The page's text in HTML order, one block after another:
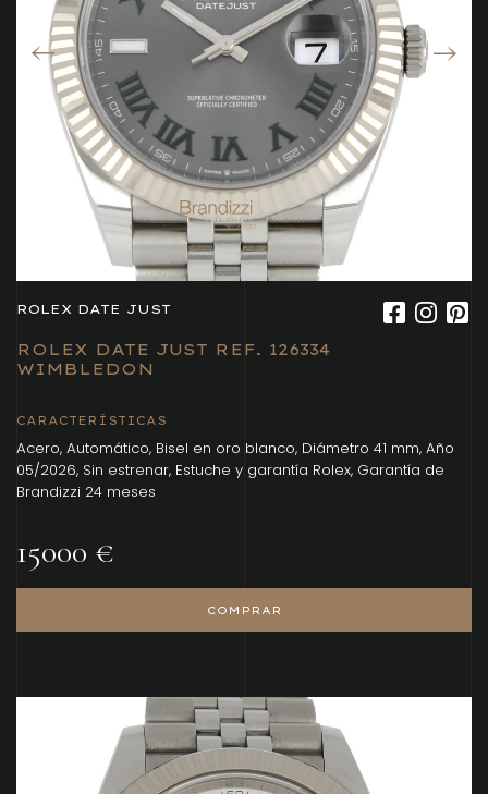
ROLEX DATE JUST
ROLEX DATE JUST REF. 126334
WIMBLEDON
CARACTERÍSTICAS
Acero, Automático, Bisel en oro blanco, Diámetro 41 mm, Año
05/2026, Sin estrenar, Estuche y garantía Rolex, Garantía de
Brandizzi 24 meses
15000 €
COMPRAR